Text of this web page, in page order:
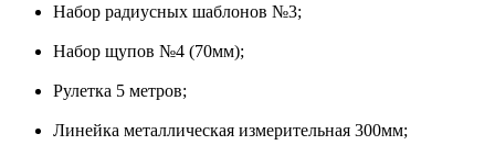
Набор радиусных шаблонов №3;
Набор щупов №4 (70мм);
Рулетка 5 метров;
Линейка металлическая измерительная 300мм;